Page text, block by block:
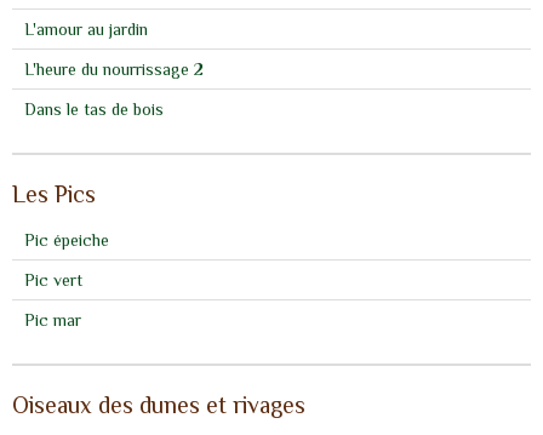
L'amour au jardin
L'heure du nourrissage 2
Dans le tas de bois
Les Pics
Pic épeiche
Pic vert
Pic mar
Oiseaux des dunes et rivages